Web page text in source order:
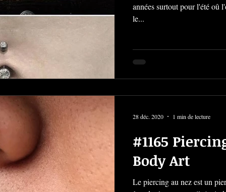
années surtout pour l'été oû
le...
#1165
Body Art
Le piercing au nez est un
28 déc. 2020 1 min de lecture